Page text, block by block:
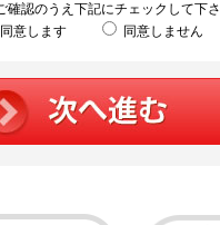
確認のうえ下記にチェックして下さ
同意します
同意しません